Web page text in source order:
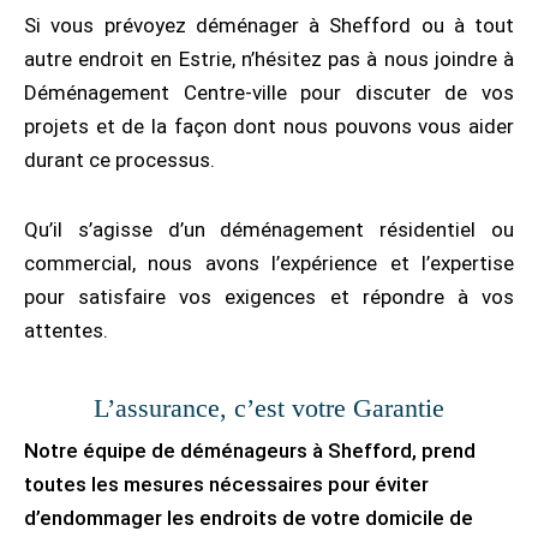
Si vous prévoyez déménager à Shefford ou à tout
autre endroit en Estrie, n’hésitez pas à nous joindre à
Déménagement Centre-ville pour discuter de vos
projets et de la façon dont nous pouvons vous aider
durant ce processus.
Qu’il s’agisse d’un déménagement résidentiel ou
commercial, nous avons l’expérience et l’expertise
pour satisfaire vos exigences et répondre à vos
attentes.
L’assurance, c’est votre Garantie
Notre équipe de déménageurs à Shefford, prend
toutes les mesures nécessaires pour éviter
d’endommager les endroits de votre domicile de